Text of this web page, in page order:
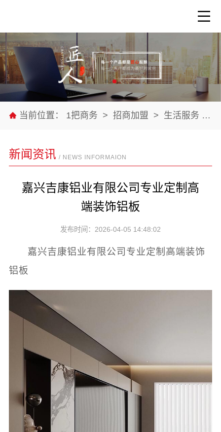
当前位置： 1把商务 > 招商加盟 > 生活服务 >
新闻资讯 / NEWS INFORMAION
嘉兴吉康铝业有限公司专业定制高
端装饰铝板
发布时间：2026-04-05 14:48:02
嘉兴吉康铝业有限公司专业定制高端装饰
铝板